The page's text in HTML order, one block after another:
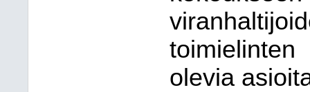
olevia